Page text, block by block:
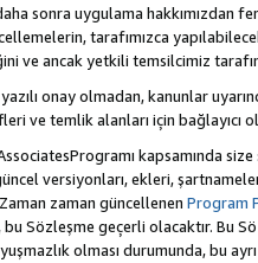
sonra uygulama hakkımızdan
tarafımızca
ve ancak yetkili temsilcimiz
onay olmadan, kanunlar
ve temlik alanları için bağlayıcı
kapsamında
versiyonları, ekleri,
zaman güncellenen Program
Sözleşme geçerli olacaktır. Bu
olması durumunda, bu